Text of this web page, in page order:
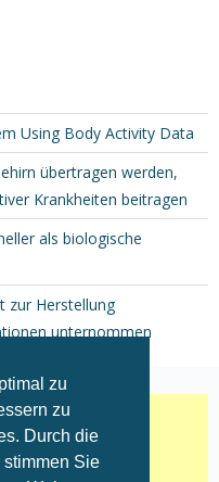
zu
zu
Durch die
Sie
Using Body Activity Data
übertragen werden,
Krankheiten beitragen
als biologische
zur Herstellung
unternommen